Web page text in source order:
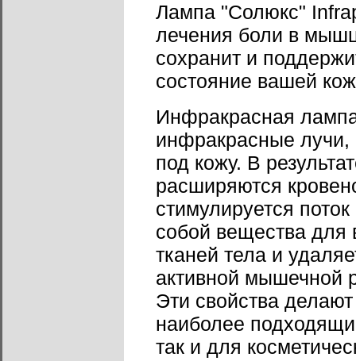
Лампа "Солюкс"
лечения боли в
сохранит и
состояние вашей
Инфракрасная
инфракрасные лучи,
под кожу. В
расширяются
стимулируется
собой вещества для
тканей тела и
активной мышечной
Эти свойства
наиболее
так и для